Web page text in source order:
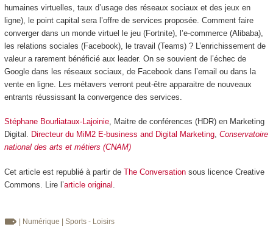
humaines virtuelles, taux d’usage des réseaux sociaux et des jeux en
ligne), le point capital sera l’offre de services proposée. Comment faire
converger dans un monde virtuel le jeu (Fortnite), l’e-commerce (Alibaba),
les relations sociales (Facebook), le travail (Teams) ? L’enrichissement de
valeur a rarement bénéficié aux leader. On se souvient de l’échec de
Google dans les réseaux sociaux, de Facebook dans l’email ou dans la
vente en ligne. Les métavers verront peut-être apparaitre de nouveaux
entrants réussissant la convergence des services.
Stéphane Bourliataux-Lajoinie, Maitre de conférences (HDR) en Marketing
Digital. Directeur du MiM2 E-business and Digital Marketing, Conservatoire
national des arts et métiers (CNAM)
Cet article est republié à partir de The Conversationsous licence Creative
Commons. Lire l’article original
| Numérique | Sports - Loisirs